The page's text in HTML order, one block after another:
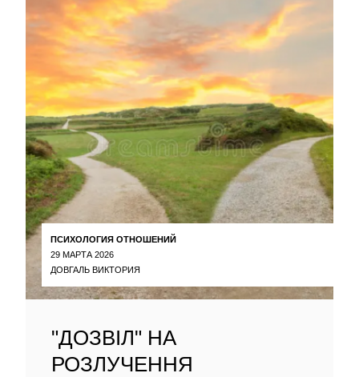
ПСИХОЛОГИЯ ОТНОШЕНИЙ
29 МАРТА 2026
ДОВГАЛЬ ВИКТОРИЯ
"ДОЗВІЛ" НА
РОЗЛУЧЕННЯ